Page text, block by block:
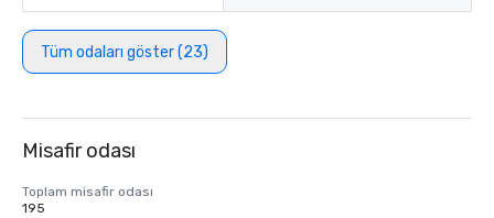
Tüm odaları göster (23)
Misafir odası
Toplam misafir odası
195